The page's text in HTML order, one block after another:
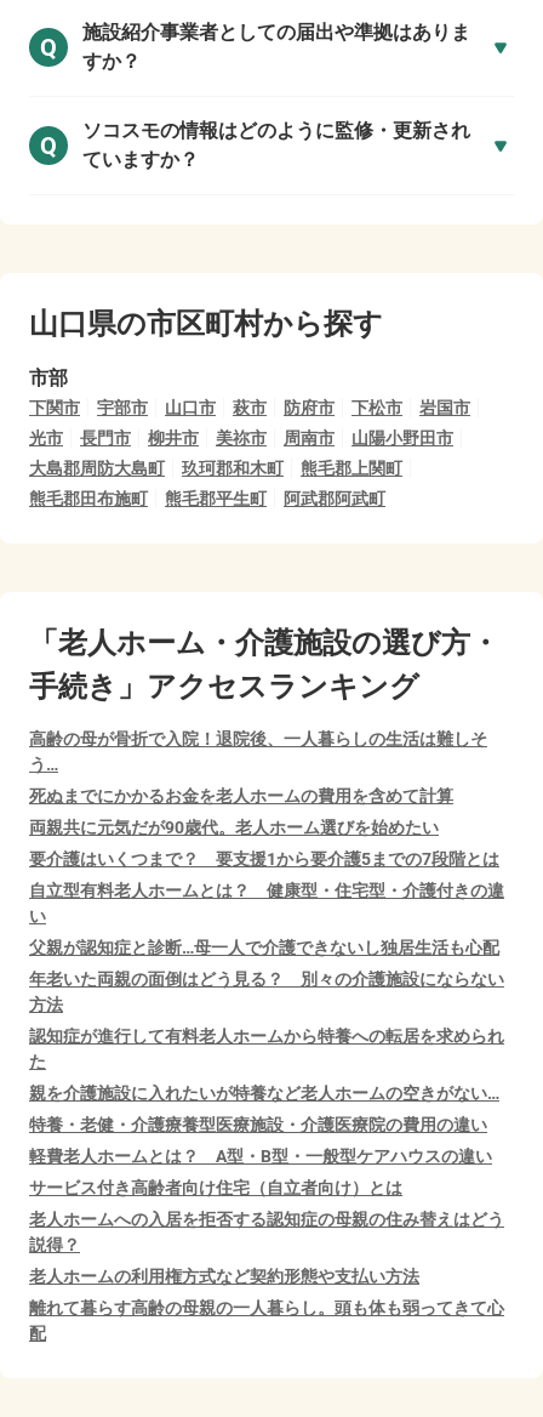
Q
施設紹介事業者としての届出や準拠はありま
すか？
Q
ソコスモの情報はどのように監修・更新され
ていますか？
山口県の市区町村から探す
市部
下関市 宇部市 山口市 萩市 防府市 下松市
岩国市
光市
長門市 柳井市 美祢市 周南市
山陽小野田市
大島郡周防大島町
玖珂郡和木町
熊毛郡上関町
熊毛郡田布施町
熊毛郡平生町 阿武郡阿武町
「老人ホーム・介護施設の選び方・
手続き」アクセスランキング
高齢の母が骨折で入院！退院後、一人暮らしの生活は難しそ
う…
死ぬまでにかかるお金を老人ホームの費用を含めて計算
両親共に元気だが90歳代。老人ホーム選びを始めたい
要介護はいくつまで？ 要支援1から要介護5までの7段階とは
自立型有料老人ホームとは？ 健康型・住宅型・介護付きの違
い
父親が認知症と診断…母一人で介護できないし独居生活も心配
年老いた両親の面倒はどう見る？ 別々の介護施設にならない
方法
認知症が進行して有料老人ホームから特養への転居を求められ
た
親を介護施設に入れたいが特養など老人ホームの空きがない…
特養・老健・介護療養型医療施設・介護医療院の費用の違い
軽費老人ホームとは？ A型・B型・一般型ケアハウスの違い
サービス付き高齢者向け住宅（自立者向け）とは
老人ホームへの入居を拒否する認知症の母親の住み替えはどう
説得？
老人ホームの利用権方式など契約形態や支払い方法
離れて暮らす高齢の母親の一人暮らし。頭も体も弱ってきて心
配